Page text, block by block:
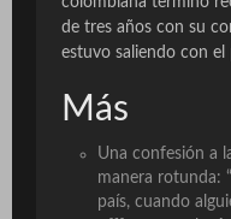
de tres años con su
estuvo saliendo con
Más
Una confesión a
manera rotunda:
país, cuando